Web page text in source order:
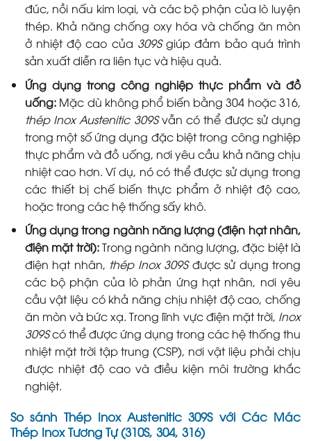
đúc, nồi nấu kim loại, và các bộ phận của lò luyện
thép. Khả năng chống oxy hóa và chống ăn mòn
ở nhiệt độ cao của 309Sgiúp đảm bảo quá trình
sản xuất diễn ra liên tục và hiệu quả.
Ứng dụng trong công nghiệp thực phẩm và đồ
uống:Mặc dù không phổ biến bằng 304 hoặc 316,
thép Inox Austenitic 309Svẫn có thể được sử dụng
trong một số ứng dụng đặc biệt trong công nghiệp
thực phẩm và đồ uống, nơi yêu cầu khả năng chịu
nhiệt cao hơn. Ví dụ, nó có thể được sử dụng trong
các thiết bị chế biến thực phẩm ở nhiệt độ cao,
hoặc trong các hệ thống sấy khô.
Ứng dụng trong ngành năng lượng (điện hạt nhân,
điện mặt trời):Trong ngành năng lượng, đặc biệt là
điện hạt nhân, thép Inox 309Sđược sử dụng trong
các bộ phận của lò phản ứng hạt nhân, nơi yêu
cầu vật liệu có khả năng chịu nhiệt độ cao, chống
ăn mòn và bức xạ. Trong lĩnh vực điện mặt trời, Inox
309Scó thể được ứng dụng trong các hệ thống thu
nhiệt mặt trời tập trung (CSP), nơi vật liệu phải chịu
được nhiệt độ cao và điều kiện môi trường khắc
nghiệt.
So sánh Thép Inox Austenitic 309S với Các Mác
Thép Inox Tương Tự (310S, 304, 316)